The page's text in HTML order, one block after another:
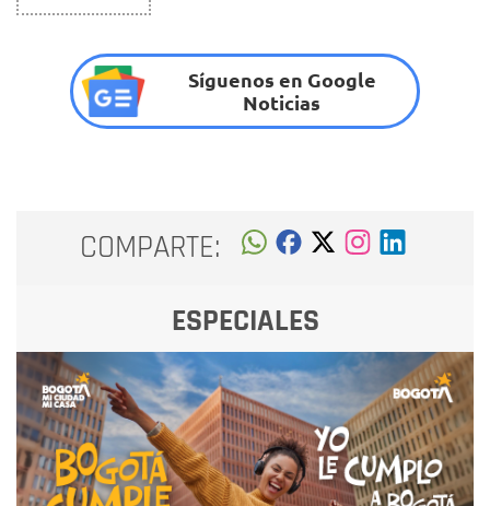
Síguenos en Google
Noticias
COMPARTE:
ESPECIALES